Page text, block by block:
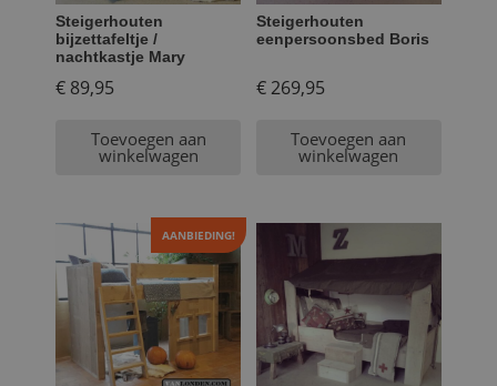
Steigerhouten
bijzettafeltje /
nachtkastje Mary
€ 89,95
Toevoegen aan
winkelwagen
Steigerhouten
eenpersoonsbed Boris
€269,95
Toevoegen aan
winkelwagen
AANBIEDING!